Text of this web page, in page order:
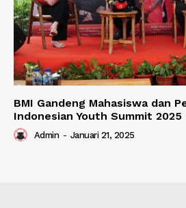
BMI Gandeng Mahasiswa dan
Indonesian Youth Summit 2025
Admin - Januari 21, 2025